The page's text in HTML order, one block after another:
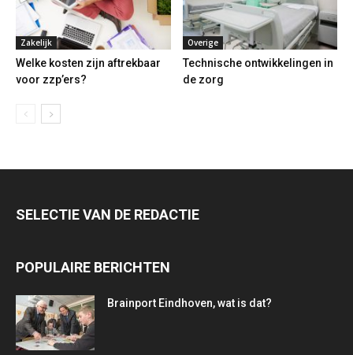
Zakelijk
Welke kosten zijn aftrekbaar
voor zzp’ers?
Overige
Technische ontwikkelingen in
de zorg
SELECTIE VAN DE REDACTIE
POPULAIRE BERICHTEN
Brainport Eindhoven, wat is dat?